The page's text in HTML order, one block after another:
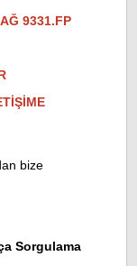
9331.FP
bize
Sorgulama